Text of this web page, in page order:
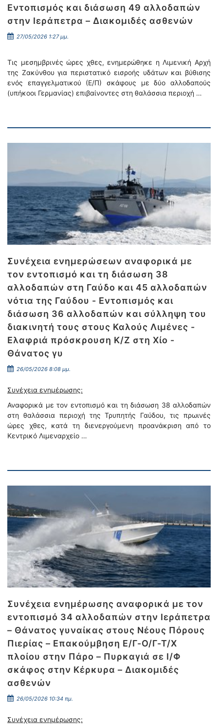
Εντοπισμός και διάσωση 49 αλλοδαπών
στην Ιεράπετρα – Διακομιδές ασθενών
27/05/2026 1:27 μμ.
Τις μεσημβρινές ώρες χθες, ενημερώθηκε η Λιμενική Αρχή
της Ζακύνθου για περιστατικό εισροής υδάτων και βύθισης
ενός επαγγελματικού (Ε/Π) σκάφους με δύο αλλοδαπούς
(υπήκοοι Γερμανίας) επιβαίνοντες στη θαλάσσια περιοχή …
Συνέχεια ενημερώσεων αναφορικά με
τον εντοπισμό και τη διάσωση 38
αλλοδαπών στη Γαύδο και 45 αλλοδαπών
νότια της Γαύδου - Εντοπισμός και
διάσωση 36 αλλοδαπών και σύλληψη του
διακινητή τους στους Καλούς Λιμένες -
Ελαφριά πρόσκρουση Κ/Ζ στη Χίο -
Θάνατος γυ
26/05/2026 8:08 μμ.
Συνέχεια ενημέρωσης:
Αναφορικά με τον εντοπισμό και τη διάσωση 38 αλλοδαπών
στη θαλάσσια περιοχή της Τρυπητής Γαύδου, τις πρωινές
ώρες χθες, κατά τη διενεργούμενη προανάκριση από το
Κεντρικό Λιμεναρχείο …
Συνέχεια ενημέρωσης αναφορικά με τον
εντοπισμό 34 αλλοδαπών στην Ιεράπετρα
– Θάνατος γυναίκας στους Νέους Πόρους
Πιερίας – Επακούμβηση Ε/Γ-Ο/Γ-Τ/Χ
πλοίου στην Πάρο – Πυρκαγιά σε Ι/Φ
σκάφος στην Κέρκυρα – Διακομιδές
ασθενών
26/05/2026 10:34 πμ.
Συνέχεια ενημέρωσης: